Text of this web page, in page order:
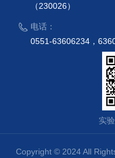
（230026）
电话：
0551-63606234，
实
Copyright © 2024 All